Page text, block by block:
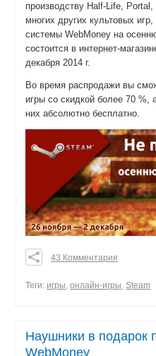
производству Half-Life,
многих других культовых
системы WebMoney на
состоится в интернет-
декабря 2014 г.
Во время распродажи вы
игры со скидкой более 70 %,
них абсолютно бесплатно.
0
43 Комментария
Теги: игры, онлайн-игры, Steam
Наушники в подарок
WebMoney